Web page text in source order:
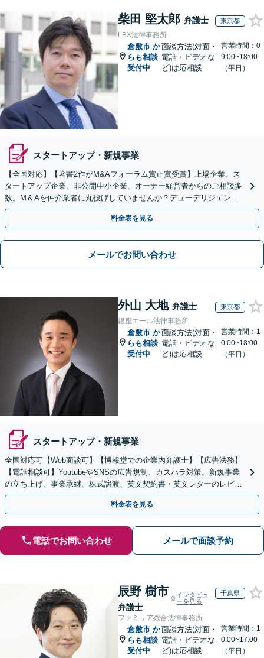
柴田 堅太郎 弁護士 東京都
LBX法律事務所
倉敷市 か
らも相談
受付中
面談方法(対面・
電話・ビデオな
ど)は応相談
営業時間：0
9:00~18:00
（平日）
スタートアップ・新規事業
【全国対応】【著書2作がM&Aフォーラム賞正賞受賞】上場企業、ス
タートアップ企業、非公開中小企業、オーナー経営者からのご相談多
数。M＆Aを仲介業者に丸投げしていませんか？デューデリジェンス
や契約書作成・交渉はお任せください【初回無料】
料金表を見る
メールでお問い合わせ
外山 大地 弁護士 東京都
銀座エール法律事務所
倉敷市 か
らも相談
受付中
面談方法(対面・
電話・ビデオな
ど)は応相談
営業時間：1
0:00~18:00
（平日）
スタートアップ・新規事業
全国対応可【Web面談可】【博報堂での企業内弁護士】【広告法務】
【電話相談可】YoutubeやSNSの広告規制、カスハラ対策、新規事業
の立ち上げ、事業承継、株式譲渡、英文契約書・英文レターのレビュ
ー・ドラフトなどに対応。
料金表を見る
電話でお問い合わせ メールで面談予約
辰野 樹市
弁護士
インタビュ
ーを見る
千葉県
ファミリア総合法律事務所
倉敷市 か
らも相談
受付中
面談方法(対面・
電話・ビデオな
ど)は応相談
営業時間：1
0:00~17:00
（平日）